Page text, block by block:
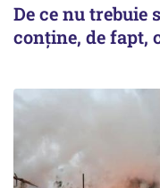
De ce nu trebuie
conține, de fapt,